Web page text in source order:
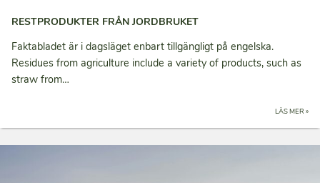
RESTPRODUKTER FRÅN JORDBRUKET
Faktabladet är i dagsläget enbart tillgängligt på engelska.
Residues from agriculture include a variety of products, such as
straw from…
LÄS MER »